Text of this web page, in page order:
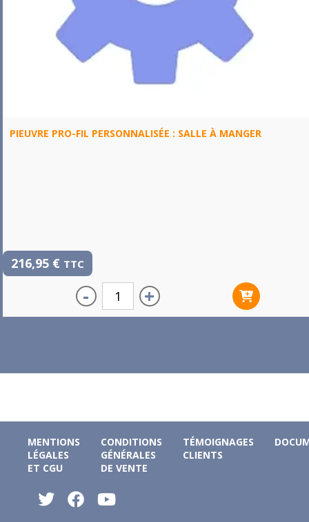
PIEUVRE PRO-FIL PERSONNALISÉE : SALLE À MANGER
216,95 € TTC
- +
MENTIONS
LÉGALES
ET CGU
CONDITIONS
GÉNÉRALES
DE VENTE
TÉMOIGNAGES
CLIENTS